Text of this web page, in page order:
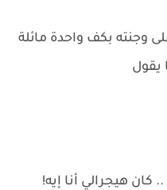
وجنته بكف واحدة مائلة
يقول
كان هيجرالي أنا إيه!